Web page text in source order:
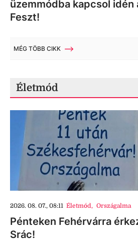
üzemmódba kapcsol idén
Feszt!
MÉG TÖBB CIKK
Életmód
2026. 08. 07., 08:11 Életmód, Országalma
Pénteken Fehérvárra
Srác!